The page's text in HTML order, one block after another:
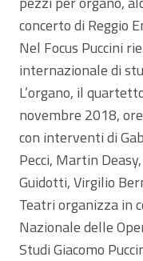
concerto di Reggio
Nel Focus Puccini
internazionale di
L’organo, il
novembre 2018,
con interventi di
Pecci, Martin
Guidotti, Virgilio
Teatri organizza in
Nazionale delle
Studi Giacomo